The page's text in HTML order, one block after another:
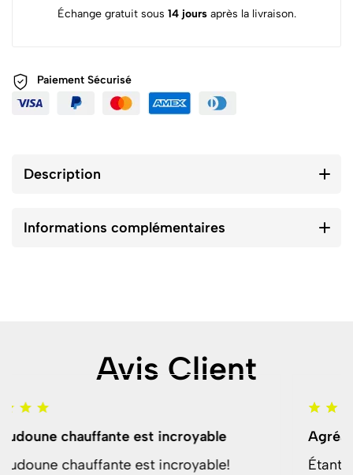
Échange gratuit sous 14 joursaprès la livraison.
Paiement Sécurisé
Description
Informations complémentaires
Avis Client
Agréablement surpris !
Étant en 2 roues, je n’avais pas encore